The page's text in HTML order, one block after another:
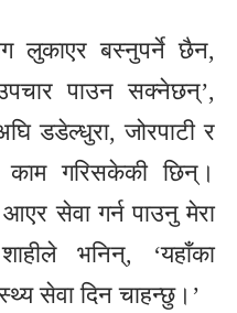
लुकाएर बस्नुपर्ने छैन,
पाउन सक्नेछन्’,
डडेल्धुरा, जोरपाटी र
काम गरिसकेकी छिन्।
आएर सेवा गर्न पाउनु मेरा
भनिन्, ‘यहाँका
सेवा दिन चाहन्छु।’